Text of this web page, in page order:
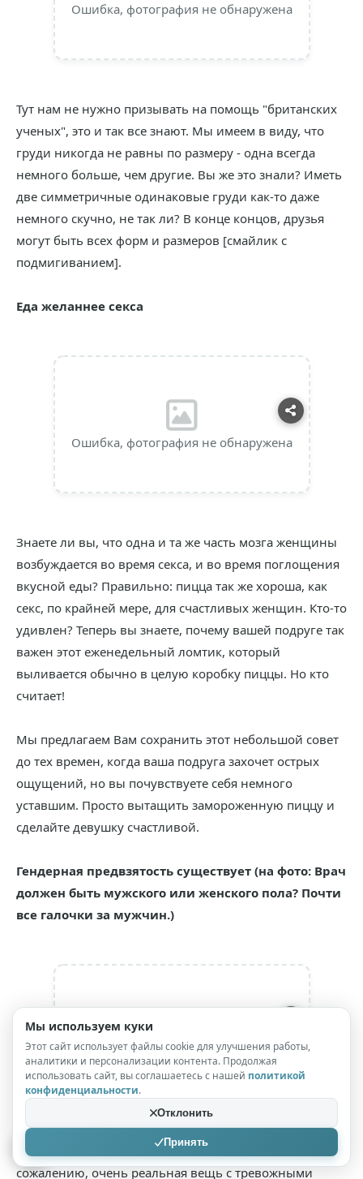
Ошибка, фотография не обнаружена
Тут нам не нужно призывать на помощь "британских
ученых", это и так все знают. Мы имеем в виду, что
груди никогда не равны по размеру - одна всегда
немного больше, чем другие. Вы же это знали? Иметь
две симметричные одинаковые груди как-то даже
немного скучно, не так ли? В конце концов, друзья
могут быть всех форм и размеров [смайлик с
подмигиванием].
Еда желаннее секса
Ошибка, фотография не обнаружена
Знаете ли вы, что одна и та же часть мозга женщины
возбуждается во время секса, и во время поглощения
вкусной еды? Правильно: пицца так же хороша, как
секс, по крайней мере, для счастливых женщин. Кто-то
удивлен? Теперь вы знаете, почему вашей подруге так
важен этот еженедельный ломтик, который
выливается обычно в целую коробку пиццы. Но кто
считает!
Мы предлагаем Вам сохранить этот небольшой совет
до тех времен, когда ваша подруга захочет острых
ощущений, но вы почувствуете себя немного
уставшим. Просто вытащить замороженную пиццу и
сделайте девушку счастливой.
Гендерная предвзятость существует (на фото: Врач
должен быть мужского или женского пола? Почти
все галочки за мужчин.)
Ошибка, фотография не обнаружена
Если говорить серьезно, гендерная предвзятость, к
сожалению, очень реальная вещь с тревожными
Мы используем куки
Этот сайт использует файлы cookie для улучшения работы,
аналитики и персонализации контента. Продолжая
использовать сайт, вы соглашаетесь с нашей политикой
конфиденциальности.
Отклонить
Принять